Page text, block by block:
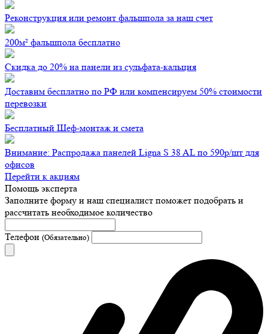
Реконструкция или ремонт фальшпола за наш счет
200м² фальшпола бесплатно
Скидка до 20% на панели из сульфата-кальция
Доставим бесплатно по РФ или компенсируем 50% стоимости
перевозки
Бесплатный Шеф-монтаж и смета
Внимание: Распродажа панелей Ligna S 38 AL по 590р/шт для
офисов
Перейти к акциям
Помощь эксперта
Заполните форму и наш специалист поможет подобрать и
рассчитать необходимое количество
Телефон (Обязательно)